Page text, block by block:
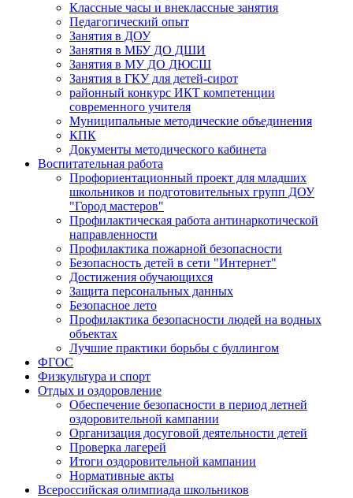
Классные часы и внеклассные занятия
Педагогический опыт
Занятия в ДОУ
Занятия в МБУ ДО ДШИ
Занятия в МУ ДО ДЮСШ
Занятия в ГКУ для детей-сирот
районный конкурс ИКТ компетенции
современного учителя
Муниципальные методические объединения
КПК
Документы методического кабинета
Воспитательная работа
Профориентационный проект для младших
школьников и подготовительных групп ДОУ
"Город мастеров"
Профилактическая работа антинаркотической
направленности
Профилактика пожарной безопасности
Безопасность детей в сети "Интернет"
Достижения обучающихся
Защита персональных данных
Безопасное лето
Профилактика безопасности людей на водных
объектах
Лучшие практики борьбы с буллингом
ФГОС
Физкультура и спорт
Отдых и оздоровление
Обеспечение безопасности в период летней
оздоровительной кампании
Организация досуговой деятельности детей
Проверка лагерей
Итоги оздоровительной кампании
Нормативные акты
Всероссийская олимпиада школьников